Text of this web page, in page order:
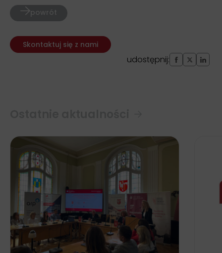
powrót
Skontaktuj się z nami
udostępnij: